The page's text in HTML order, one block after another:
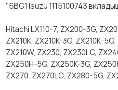
"6BG1 Isuzu 1115100743
Hitachi LX110-7, ZX200-3G,
ZX210K, ZX210K-3G, ZX210K-
ZX210W, ZX230, ZX230LC,
ZX250H-5G, ZX250K-3G,
ZX270, ZX270LC, ZX280-5G,